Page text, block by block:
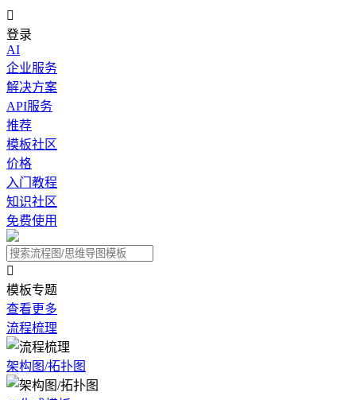

登录
AI
企业服务
解决方案
API服务
推荐
模板社区
价格
入门教程
知识社区
免费使用

模板专题
查看更多
流程梳理
架构图/拓扑图